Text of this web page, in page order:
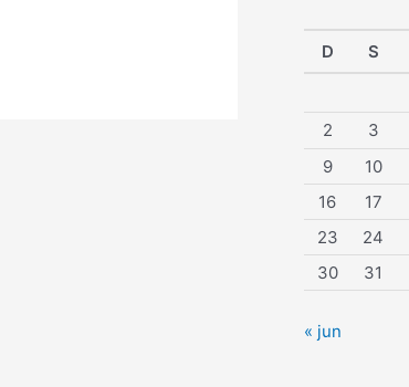
i
s
a
r
D S
2
3
9
10
16
17
23
24
30
31
« jun